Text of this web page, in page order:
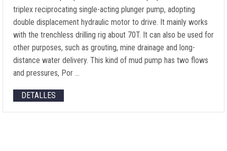
triplex reciprocating single-acting plunger pump, adopting
double displacement hydraulic motor to drive. It mainly works
with the trenchless drilling rig about 70T. It can also be used for
other purposes, such as grouting, mine drainage and long-
distance water delivery. This kind of mud pump has two flows
and pressures, Por …
DETALLES